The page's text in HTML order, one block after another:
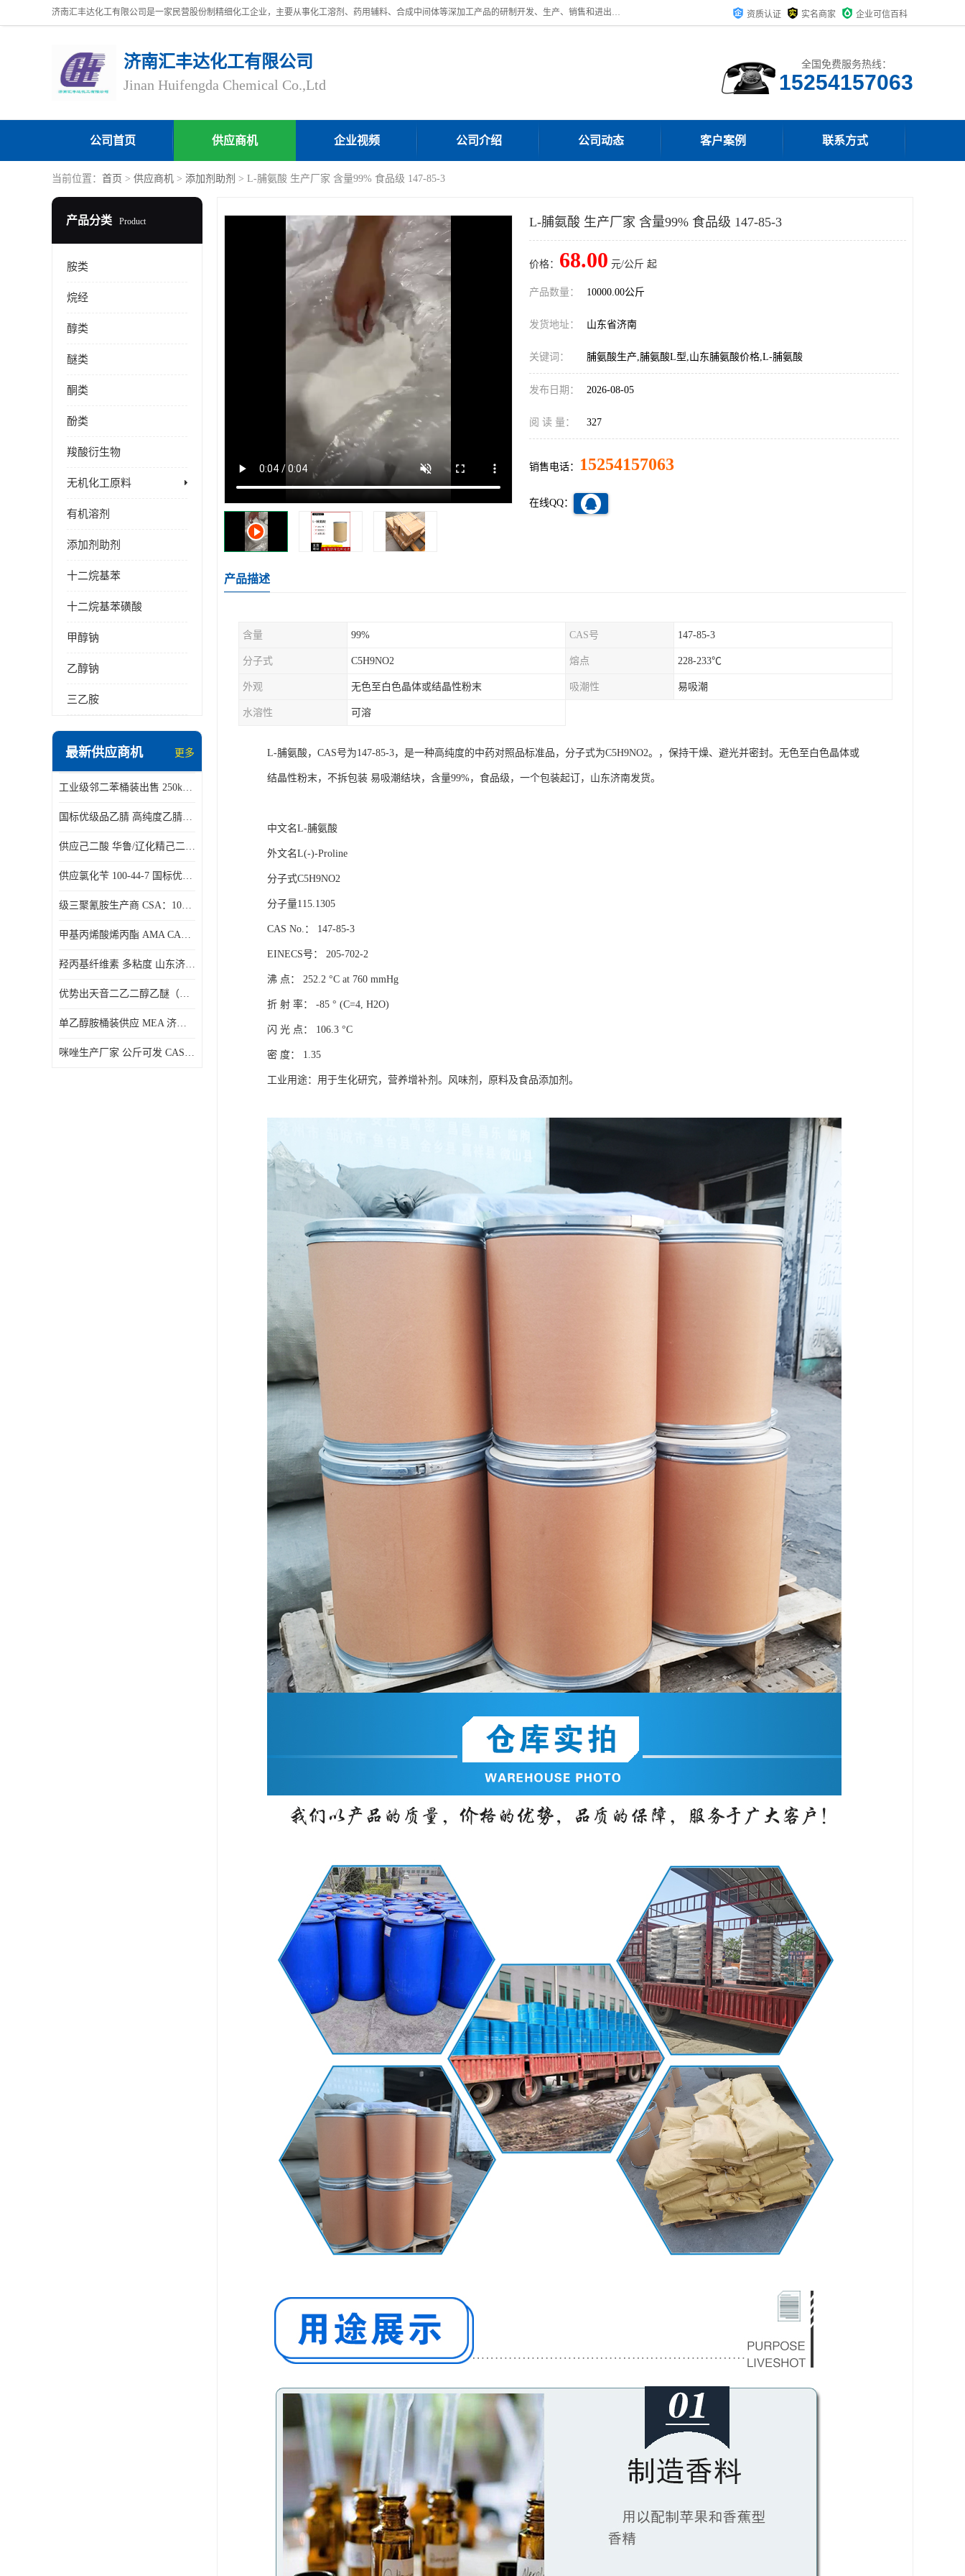
济南汇丰达化工有限公司是一家民营股份制精细化工企业，主要从事化工溶剂、药用辅料、合成中间体等深加工产品的研制开发、生产、销售和进出口贸易。主营产品：环氧丙烷，十二烷基苯，甲基磺酸，磺酸，DMF，DMAC，甘油，苯甲醇，乙酰氯，甲基丙烯酸，甲基丙烯酸甲酯，叔丁醇，异辛酸，二乙烯三胺，一乙，二乙‎，三乙醇胺，原乙酸三甲酯等化工产品及中间体。欢迎各界朋友洽谈咨询业务。 资质认证 实名商家 企业可信百科
济南汇丰达化工有限公司
Jinan Huifengda Chemical Co.,Ltd
全国免费服务热线：
15254157063
公司首页 供应商机 企业视频 公司介绍 公司动态 客户案例 联系方式
当前位置： 首页 > 供应商机 > 添加剂助剂 > L-脯氨酸 生产厂家 含量99% 食品级 147-85-3
产品分类 Product
胺类
烷经
醇类
醚类
酮类
酚类
羧酸衍生物
无机化工原料
有机溶剂
添加剂助剂
十二烷基苯
十二烷基苯磺酸
甲醇钠
乙醇钠
三乙胺
最新供应商机 更多
工业级邻二苯桶装出售 250kg/桶 95-50-1
国标优级品乙腈 高纯度乙腈桶装现货160kg桶
供应己二酸 华鲁/辽化精己二酸 大包装可分小包装现货
供应氯化苄 100-44-7 国标优等品苄基氯 一桶起发
级三聚氰胺生产商 CSA：108-78-1 济南发货
甲基丙烯酸烯丙酯 AMA CAS：96-05-9
羟丙基纤维素 多粘度 山东济南仓库发货
优势出天音二乙二醇乙醚（DPE）山东仓库发现货
单乙醇胺桶装供应 MEA 济南仓库发货 厂家
咪唑生产厂家 公斤可发 CAS:288-32-4
L-脯氨酸 生产厂家 含量99% 食品级 147-85-3
价格： 68.00 元/公斤 起
产品数量： 10000.00公斤
发货地址： 山东省济南
关键词： 脯氨酸生产,脯氨酸L型,山东脯氨酸价格,L-脯氨酸
发布日期： 2026-08-05
阅 读 量： 327
销售电话： 15254157063
在线QQ：
产品描述
含量 99% CAS号 147-85-3
分子式 C5H9NO2 熔点 228-233℃
外观 无色至白色晶体或结晶性粉末 吸潮性 易吸潮
水溶性 可溶
L-脯氨酸，CAS号为147-85-3，是一种高纯度的中药对照品标准品，分子式为C5H9NO2。，保持干燥、避光并密封。 无色至白色晶体或
结晶性粉末，不拆包装 易吸潮结块，含量99%，食品级，一个包装起订，山东济南发货。
中文名L-脯氨酸
外文名L(-)-Proline
分子式C5H9NO2
分子量115.1305
CAS No.： 147-85-3
EINECS号： 205-702-2
沸 点： 252.2 °C at 760 mmHg
折 射 率： -85 ° (C=4, H2O)
闪 光 点： 106.3 °C
密 度： 1.35
工业用途：用于生化研究，营养增补剂。风味剂，原料及食品添加剂。